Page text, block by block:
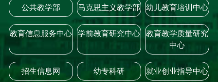
公共教学部 马克思主义教学部 幼儿教育培训中心
教育信息服务中心 学前教育研究中心
教育教学质量研究
中心
招生信息网 幼专科研 就业创业指导中心